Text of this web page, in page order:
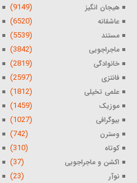
هیجان انگیز (9149)
عاشقانه (6520)
مستند (5539)
ماجراجویی (3842)
خانوادگی (2819)
فانتزی (2597)
علمی تخیلی (1812)
موزیک (1459)
بیوگرافی (1027)
وسترن (742)
کوتاه (310)
اکشن و ماجراجویی (37)
نوآر (23)